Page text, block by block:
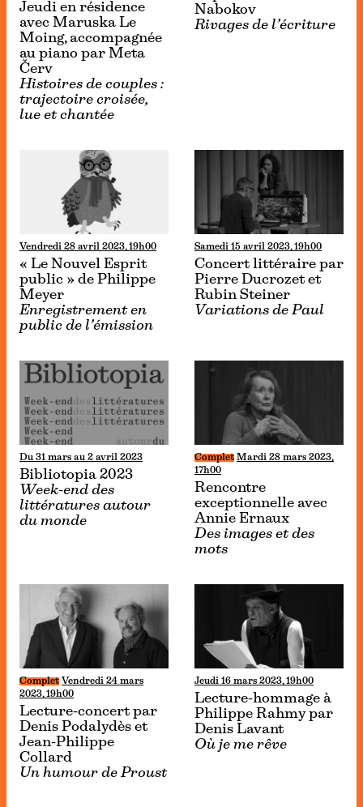
Jeudi en résidence
avec Maruska Le
Moing, accompagnée
au piano par Meta
Červ
Histoires de couples :
trajectoire croisée,
lue et chantée
Nabokov
Rivages de l’écriture
Vendredi 28 avril 2023, 19h00
« Le Nouvel Esprit
public » de Philippe
Meyer
Enregistrement en
public de l’émission
Samedi 15 avril 2023, 19h00
Concert littéraire par
Pierre Ducrozet et
Rubin Steiner
Variations de Paul
Du 31 mars au 2 avril 2023
Bibliotopia 2023
Week-end des
littératures autour
du monde
Complet Mardi 28 mars 2023,
17h00
Rencontre
exceptionnelle avec
Annie Ernaux
Des images et des
mots
Complet Vendredi 24 mars
2023, 19h00
Lecture-concert par
Denis Podalydès et
Jean-Philippe
Collard
Un humour de Proust
Jeudi 16 mars 2023, 19h00
Lecture-hommage à
Philippe Rahmy par
Denis Lavant
Où je me rêve